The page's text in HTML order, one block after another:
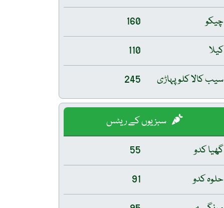
چیکو
160
کیلا
110
سیب کالا کلو پہاڑی
245
سبزیوں کے ریٹس
گھیا کدو
55
حلوہ کدو
91